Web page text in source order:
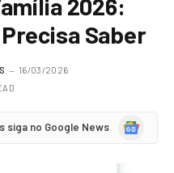
2026:
Saber
16/03/2026
siga no Google News
Google